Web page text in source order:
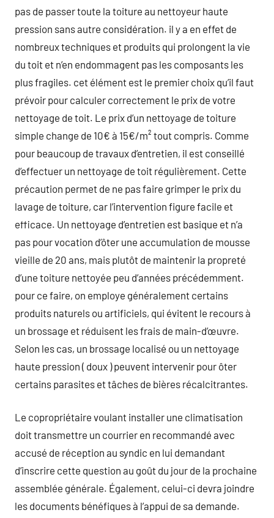
pas de passer toute la toiture au nettoyeur haute
pression sans autre considération. il y a en effet de
nombreux techniques et produits qui prolongent la vie
du toit et n’en endommagent pas les composants les
plus fragiles. cet élément est le premier choix qu’il faut
prévoir pour calculer correctement le prix de votre
nettoyage de toit. Le prix d’un nettoyage de toiture
simple change de 10€ à 15€/m² tout compris. Comme
pour beaucoup de travaux d’entretien, il est conseillé
d’effectuer un nettoyage de toit régulièrement. Cette
précaution permet de ne pas faire grimper le prix du
lavage de toiture, car l’intervention figure facile et
efficace. Un nettoyage d’entretien est basique et n’a
pas pour vocation d’ôter une accumulation de mousse
vieille de 20 ans, mais plutôt de maintenir la propreté
d’une toiture nettoyée peu d’années précédemment.
pour ce faire, on employe généralement certains
produits naturels ou artificiels, qui évitent le recours à
un brossage et réduisent les frais de main-d’œuvre.
Selon les cas, un brossage localisé ou un nettoyage
haute pression ( doux ) peuvent intervenir pour ôter
certains parasites et tâches de bières récalcitrantes.
Le copropriétaire voulant installer une climatisation
doit transmettre un courrier en recommandé avec
accusé de réception au syndic en lui demandant
d’inscrire cette question au goût du jour de la prochaine
assemblée générale. Également, celui-ci devra joindre
les documents bénéfiques à l’appui de sa demande.